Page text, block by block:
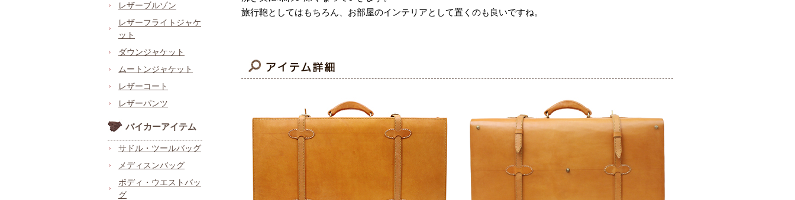
レザーブルゾン
レザーフライトジャケ
ット
ダウンジャケット
ムートンジャケット
レザーコート
レザーパンツ
バイカーアイテム
サドル・ツールバッグ
メディスンバッグ
ボディ・ウエストバッ
グ
旅行鞄としてはもちろん、お部屋のインテリアとして置くのも良いですね。